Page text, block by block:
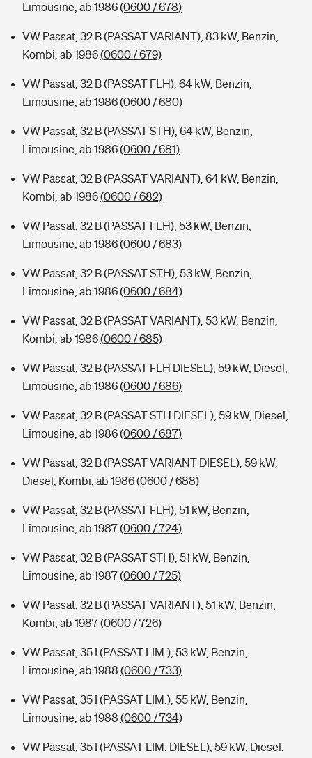
Limousine, ab 1986(0600 / 678)
VW Passat, 32 B (PASSAT VARIANT), 83 kW, Benzin,
Kombi, ab 1986(0600 / 679)
VW Passat, 32 B (PASSAT FLH), 64 kW, Benzin,
Limousine, ab 1986(0600 / 680)
VW Passat, 32 B (PASSAT STH), 64 kW, Benzin,
Limousine, ab 1986(0600 / 681)
VW Passat, 32 B (PASSAT VARIANT), 64 kW, Benzin,
Kombi, ab 1986(0600 / 682)
VW Passat, 32 B (PASSAT FLH), 53 kW, Benzin,
Limousine, ab 1986(0600 / 683)
VW Passat, 32 B (PASSAT STH), 53 kW, Benzin,
Limousine, ab 1986(0600 / 684)
VW Passat, 32 B (PASSAT VARIANT), 53 kW, Benzin,
Kombi, ab 1986(0600 / 685)
VW Passat, 32 B (PASSAT FLH DIESEL), 59 kW, Diesel,
Limousine, ab 1986(0600 / 686)
VW Passat, 32 B (PASSAT STH DIESEL), 59 kW, Diesel,
Limousine, ab 1986(0600 / 687)
VW Passat, 32 B (PASSAT VARIANT DIESEL), 59 kW,
Diesel, Kombi, ab 1986(0600 / 688)
VW Passat, 32 B (PASSAT FLH), 51 kW, Benzin,
Limousine, ab 1987(0600 / 724)
VW Passat, 32 B (PASSAT STH), 51 kW, Benzin,
Limousine, ab 1987(0600 / 725)
VW Passat, 32 B (PASSAT VARIANT), 51 kW, Benzin,
Kombi, ab 1987(0600 / 726)
VW Passat, 35 I (PASSAT LIM.), 53 kW, Benzin,
Limousine, ab 1988 (0600 / 733)
VW Passat, 35 I (PASSAT LIM.), 55 kW, Benzin,
Limousine, ab 1988 (0600 / 734)
VW Passat, 35 I (PASSAT LIM. DIESEL), 59 kW, Diesel,